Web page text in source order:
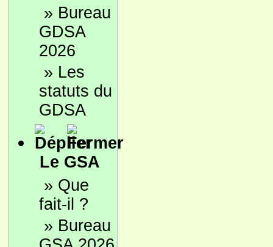
» Bureau
GDSA
2026
» Les
statuts du
GDSA
Le GSA
» Que
fait-il ?
» Bureau